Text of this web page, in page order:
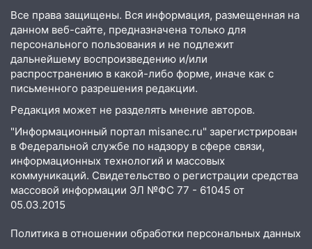
Все права защищены. Вся информация, размещенная на
данном веб-сайте, предназначена только для
персонального пользования и не подлежит
дальнейшему воспроизведению и/или
распространению в какой-либо форме, иначе как с
письменного разрешения редакции.
Редакция может не разделять мнение авторов.
"Информационный портал misanec.ru" зарегистрирован
в Федеральной службе по надзору в сфере связи,
информационных технологий и массовых
коммуникаций. Свидетельство о регистрации средства
массовой информации ЭЛ №ФС 77 - 61045 от
05.03.2015
Политика в отношении обработки персональных данных